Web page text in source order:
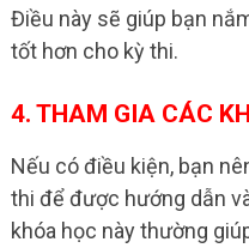
Điều này sẽ giúp bạn
tốt hơn cho kỳ thi.
4. THAM GIA CÁC
Nếu có điều kiện, bạn
thi để được hướng dẫn
khóa học này thường